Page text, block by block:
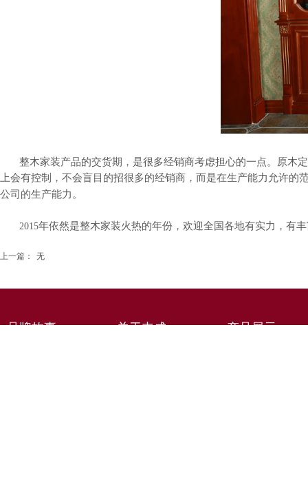
整木家装产品的交货期，是很多经销商考虑担心的一点。原木
上会有控制，不会盲目的招很多的经销商，而是在生产能力允许
公司的生产能力。
2015年依然是整木家装火热的年份，欢迎全国各地有实力，有
上一篇： 无
产品展示
品牌故事 关于丰成